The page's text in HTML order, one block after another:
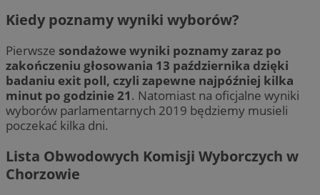
Kiedy poznamy wyniki wyborów?
Pierwsze sondażowe wyniki poznamy zaraz po
zakończeniu głosowania 13 października dzięki
badaniu exit poll, czyli zapewne najpóźniej kilka
minut po godzinie 21. Natomiast na oficjalne wyniki
wyborów parlamentarnych 2019 będziemy musieli
poczekać kilka dni.
Lista Obwodowych Komisji Wyborczych w
Chorzowie